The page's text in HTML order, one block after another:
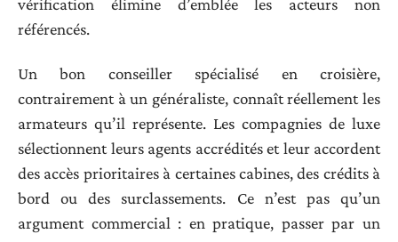
référencés.
Un bon conseiller spécialisé en croisière,
contrairement à un généraliste, connaît réellement les
armateurs qu’il représente. Les compagnies de luxe
sélectionnent leurs agents accrédités et leur accordent
des accès prioritaires à certaines cabines, des crédits à
bord ou des surclassements. Ce n’est pas qu’un
argument commercial : en pratique, passer par un